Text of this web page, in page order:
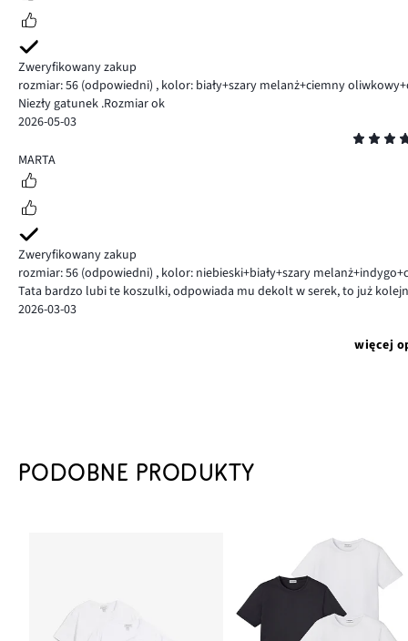
Zweryfikowany zakup
rozmiar: 56 (odpowiedni) , kolor: biały+szary melanż+ciemny
Niezły gatunek .Rozmiar ok
2026-05-03
5
MARTA
Zweryfikowany zakup
rozmiar: 56 (odpowiedni) , kolor: niebieski+biały+szary
Tata bardzo lubi te koszulki, odpowiada mu dekolt w serek, to już
2026-03-03
więcej
PODOBNE PRODUKTY